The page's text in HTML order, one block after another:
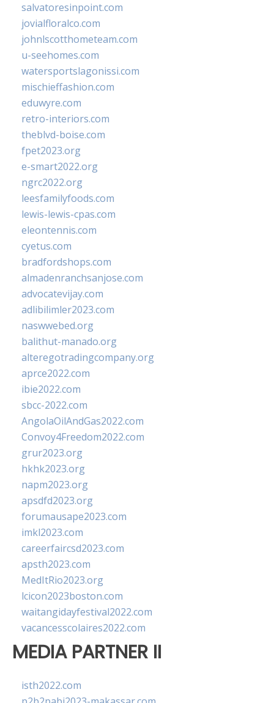
salvatoresinpoint.com
jovialfloralco.com
johnlscotthometeam.com
u-seehomes.com
watersportslagonissi.com
mischieffashion.com
eduwyre.com
retro-interiors.com
theblvd-boise.com
fpet2023.org
e-smart2022.org
ngrc2022.org
leesfamilyfoods.com
lewis-lewis-cpas.com
eleontennis.com
cyetus.com
bradfordshops.com
almadenranchsanjose.com
advocatevijay.com
adlibilimler2023.com
naswwebed.org
balithut-manado.org
alteregotradingcompany.org
aprce2022.com
ibie2022.com
sbcc-2022.com
AngolaOilAndGas2022.com
Convoy4Freedom2022.com
grur2023.org
hkhk2023.org
napm2023.org
apsdfd2023.org
forumausape2023.com
imkl2023.com
careerfaircsd2023.com
apsth2023.com
MedItRio2023.org
lcicon2023boston.com
waitangidayfestival2022.com
vacancesscolaires2022.com
MEDIA PARTNER II
isth2022.com